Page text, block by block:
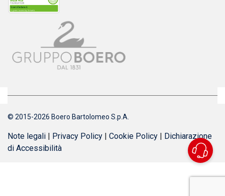
© 2015-2026 Boero Bartolomeo S.p.A.
Note legali | Privacy Policy | Cookie Policy | Dichiarazione
di Accessibilità